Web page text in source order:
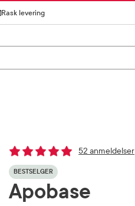
Rask levering
52 anmeldelser
BESTSELGER
Apobase